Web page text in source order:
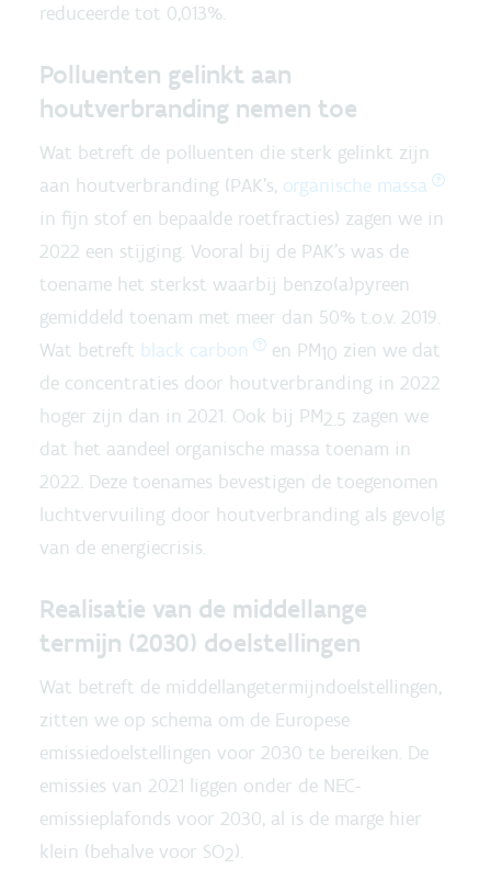
reduceerde tot 0,013%.
Polluenten gelinkt aan
houtverbranding nemen toe
Wat betreft de polluenten die sterk gelinkt zijn
aan houtverbranding (PAK’s, organische massa
in fijn stof en bepaalde roetfracties) zagen we in
2022 een stijging. Vooral bij de PAK’s was de
toename het sterkst waarbij benzo(a)pyreen
gemiddeld toenam met meer dan 50% t.o.v. 2019.
Wat betreft black carbon en PM10 zien we dat
de concentraties door houtverbranding in 2022
hoger zijn dan in 2021. Ook bij PM2.5 zagen we
dat het aandeel organische massa toenam in
2022. Deze toenames bevestigen de toegenomen
luchtvervuiling door houtverbranding als gevolg
van de energiecrisis.
Realisatie van de middellange
termijn (2030) doelstellingen
Wat betreft de middellangetermijndoelstellingen,
zitten we op schema om de Europese
emissiedoelstellingen voor 2030 te bereiken. De
emissies van 2021 liggen onder de NEC-
emissieplafonds voor 2030, al is de marge hier
klein (behalve voor SO2).